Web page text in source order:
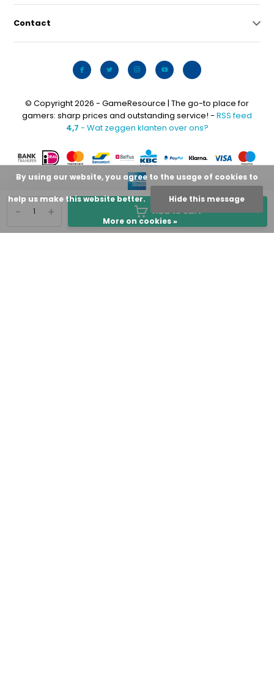
+
- Add to cart
Contact
© Copyright 2026 - GameResource | The go-to place for
gamers: sharp prices and outstanding service! - RSS feed
4,7 - Wat zeggen klanten over ons?
By using our website, you agree to the usage of cookies to
help us make this website better. Hide this message
More on cookies »